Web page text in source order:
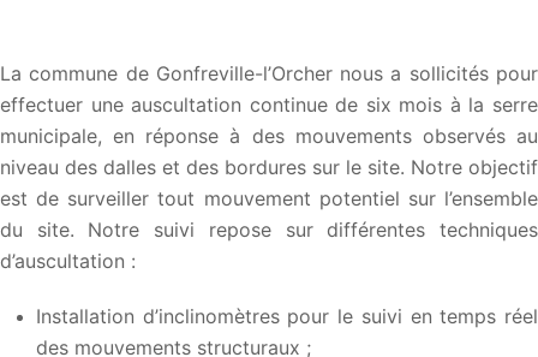
La commune de Gonfreville-l’Orcher nous a sollicités pour
effectuer une auscultation continue de six mois à la serre
municipale, en réponse à des mouvements observés au
niveau des dalles et des bordures sur le site. Notre objectif
est de surveiller tout mouvement potentiel sur l’ensemble
du site. Notre suivi repose sur différentes techniques
d’auscultation :
Installation d’inclinomètres pour le suivi en temps réel
des mouvements structuraux ;